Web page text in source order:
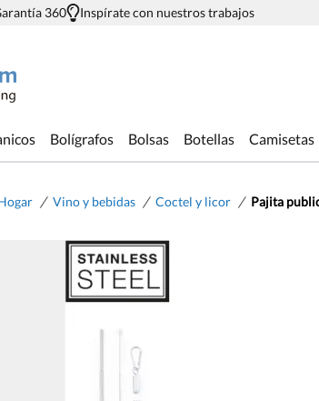
360 Inspírate con nuestros trabajos
Bolígrafos Bolsas Botellas Camisetas
/ Vino y bebidas / Coctel y licor / Pajita